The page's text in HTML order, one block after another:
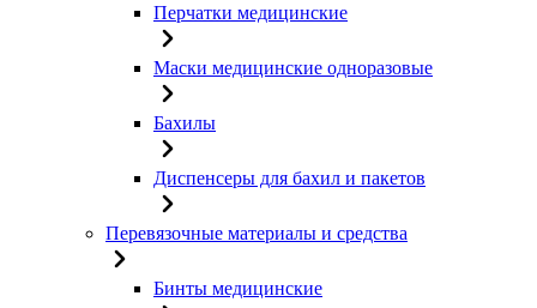
Перчатки медицинские
Маски медицинские одноразовые
Бахилы
Диспенсеры для бахил и пакетов
Перевязочные материалы и средства
Бинты медицинские